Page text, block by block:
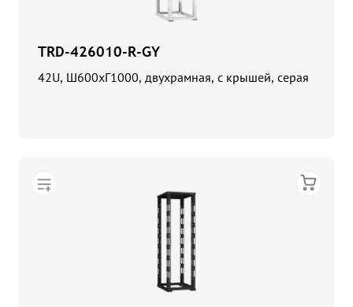
TRD-426010-R-GY
42U, Ш600хГ1000, двухрамная, с крышей, серая